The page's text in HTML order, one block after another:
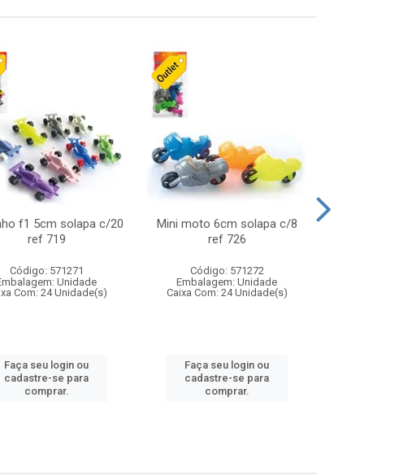
f1 5cm solapa c/20
ref 719
Código: 571271
Unidade
Com: 24 Unidade(s)
Faça seu login ou
cadastre-se para
comprar.
Mini moto 6cm solapa c/8
ref 726
Código: 571272
Embalagem: Unidade
Caixa Com: 24 Unidade(s)
Faça seu login ou
cadastre-se para
comprar.